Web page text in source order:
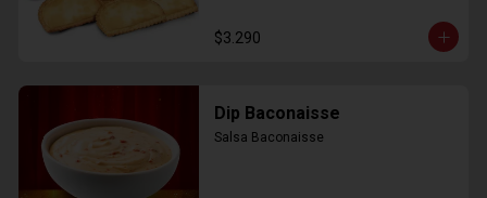
$3.290
Dip Baconaisse
Salsa Baconaisse